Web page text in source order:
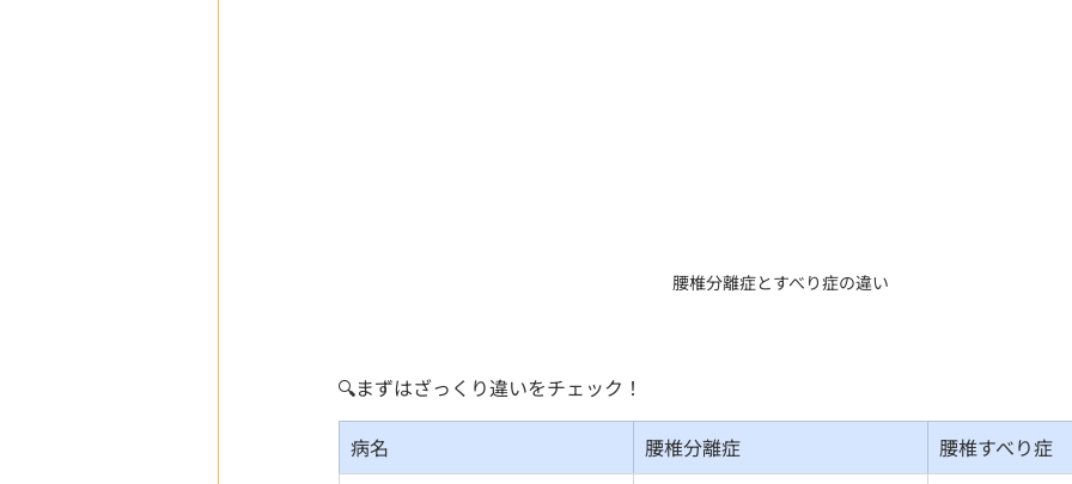
腰椎分離症とすべり症の違い
🔍まずはざっくり違いをチェック！
病名 腰椎分離症
腰椎すべり症